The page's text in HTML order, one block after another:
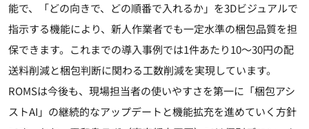
能で、「どの向きで、どの順番で入れるか」を3Dビジュアルで
指示する機能により、新人作業者でも一定水準の梱包品質を担
保できます。これまでの導入事例では1件あたり10～30円の配
送料削減と梱包判断に関わる工数削減を実現しています。
ROMSは今後も、現場担当者の使いやすさを第一に「梱包アシ
ストAI」の継続的なアップデートと機能拡充を進めていく方針